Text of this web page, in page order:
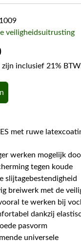
veiligheidsuitrusting
inclusief 21%
met ruwe
werken mogelijk
tegen koude
slijtagebestendigheid
breiwerk met de
te werken bij
dankzij
pasvorm
universele